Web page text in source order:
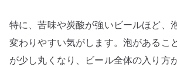
特に、苦味や炭酸が強いビールほど、
変わりやすい気がします。泡があるこ
が少し丸くなり、ビール全体の入り方